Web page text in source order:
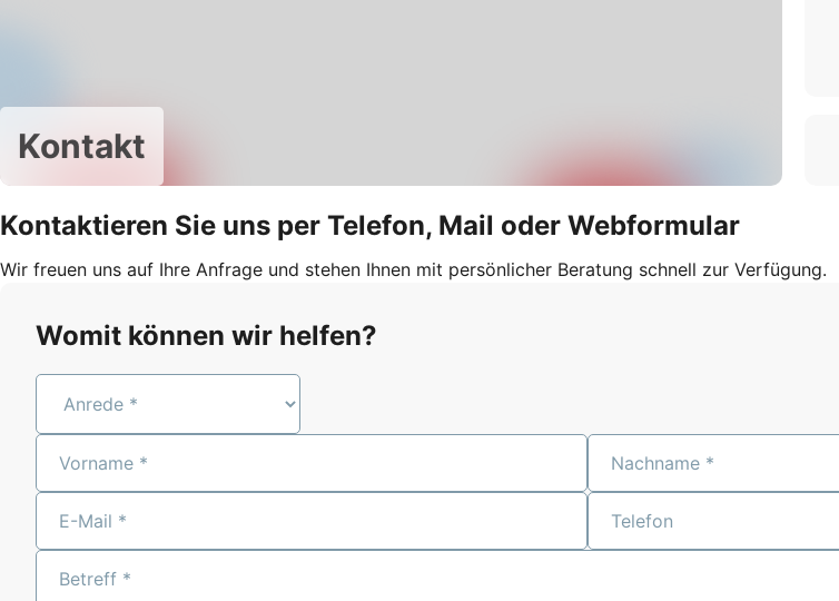
Kontakt
Kontaktieren Sie uns per Telefon, Mail oder Webformular
Wir freuen uns auf Ihre Anfrage und stehen Ihnen mit persönlicher Beratung schnell zur Verfügung.
Womit können wir helfen?